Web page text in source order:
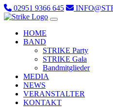
02951 9366 645
HOME
BAND
STRIKE Party
STRIKE Gala
Bandmitglieder
MEDIA
NEWS
VERANSTALTER
KONTAKT